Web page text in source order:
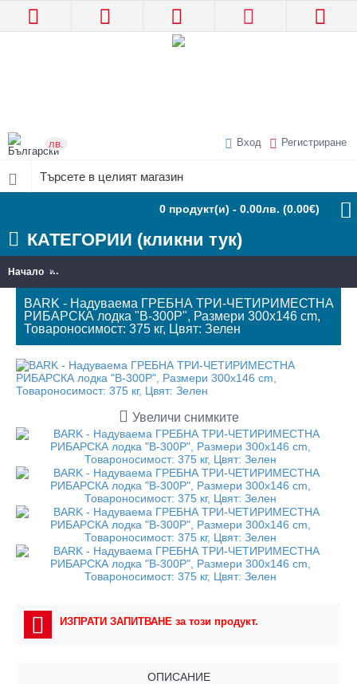
лв. Вход Регистриране
0 продукт(и) - 0.00лв. (0.00€)
КАТЕГОРИИ (кликни тук)
Начало BARK - Надуваема ГРЕБНА ТРИ-ЧЕТИРИМЕСТНА РИБАРСКА
BARK - Надуваема ГРЕБНА ТРИ-ЧЕТИРИМЕСТНА
РИБАРСКА лодка "B-300P", Размери 300x146 cm,
Товароносимост: 375 кг, Цвят: Зелен
Увеличи снимките
ИЗПРАТИ ЗАПИТВАНЕ за този продукт.
ОПИСАНИЕ